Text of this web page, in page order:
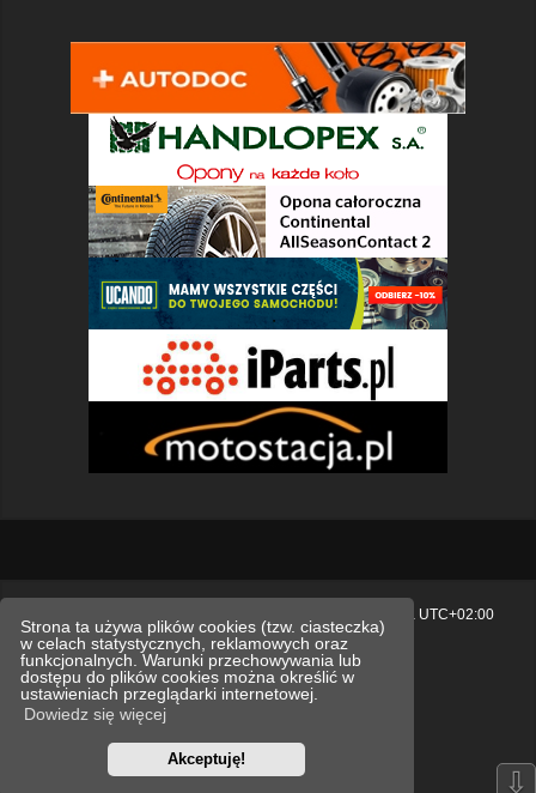
Strona ta używa plików cookies (tzw. ciasteczka)
w celach statystycznych, reklamowych oraz
funkcjonalnych. Warunki przechowywania lub
dostępu do plików cookies można określić w
ustawieniach przeglądarki internetowej.
Dowiedz się więcej
Akceptuję!
Strefa czasowa UTC+02:00
Polityka prywatności.
Technologię dostarczaphpBB® Forum Software © phpBB Limited
Polski pakiet językowy dostarczaphpBB.pl
we_universal created by INVENTEA & v12mike
phpBB SEO ⇩